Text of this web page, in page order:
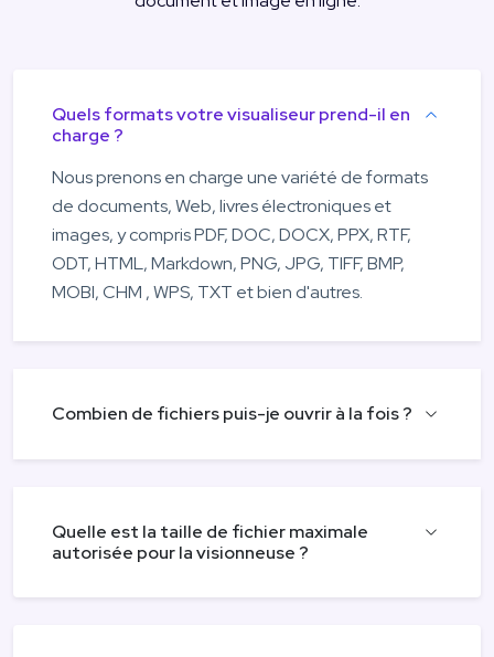
Quels formats votre visualiseur prend-il en
charge ?
Nous prenons en charge une variété de formats
de documents, Web, livres électroniques et
images, y compris PDF, DOC, DOCX, PPX, RTF,
ODT, HTML, Markdown, PNG, JPG, TIFF, BMP,
MOBI, CHM , WPS, TXT et bien d'autres.
Combien de fichiers puis-je ouvrir à la fois ?
Quelle est la taille de fichier maximale
autorisée pour la visionneuse ?